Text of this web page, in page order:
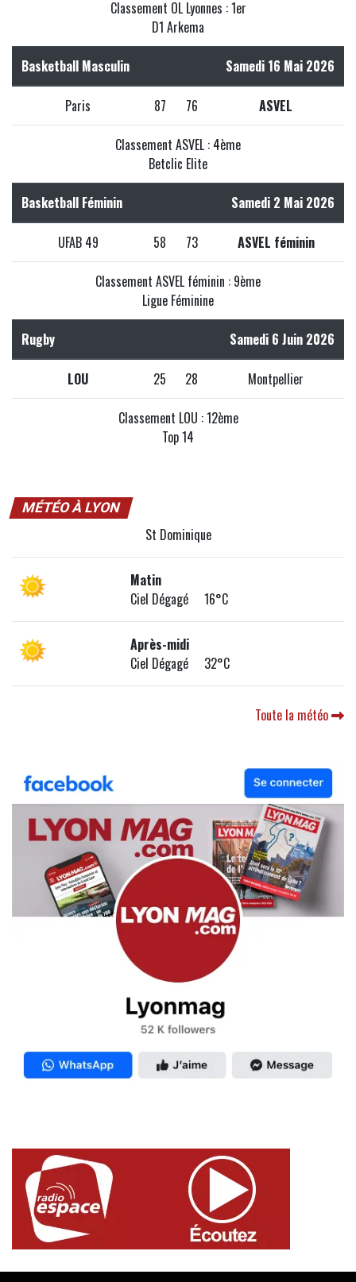
Classement OL Lyonnes : 1er
D1 Arkema
Basketball Masculin Samedi 16 Mai 2026
Paris 87 76 ASVEL
Classement ASVEL : 4ème
Betclic Elite
Basketball Féminin Samedi 2 Mai 2026
UFAB 49 58 73 ASVEL féminin
Classement ASVEL féminin : 9ème
Ligue Féminine
Rugby Samedi 6 Juin 2026
LOU 25 28 Montpellier
Classement LOU : 12ème
Top 14
MÉTÉO À LYON
St Dominique
Matin
Ciel Dégagé 16°C
Après-midi
Ciel Dégagé 32°C
Toute la météo